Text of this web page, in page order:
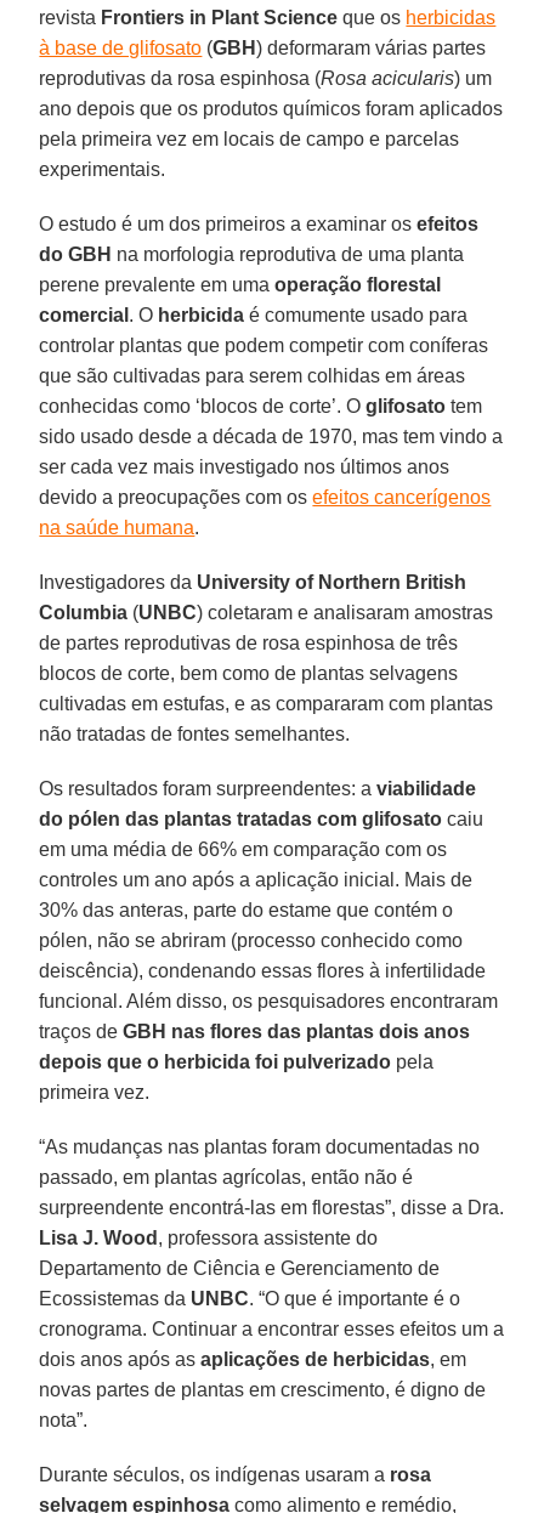
revista Frontiers in Plant Science que os herbicidas
à base de glifosato (GBH) deformaram várias partes
reprodutivas da rosa espinhosa (Rosa acicularis) um
ano depois que os produtos químicos foram aplicados
pela primeira vez em locais de campo e parcelas
experimentais.
O estudo é um dos primeiros a examinar osefeitos
do GBH na morfologia reprodutiva de uma planta
perene prevalente em umaoperação florestal
comercial . O herbicida é comumente usado para
controlar plantas que podem competir com coníferas
que são cultivadas para serem colhidas em áreas
conhecidas como ‘blocos de corte’. Oglifosato tem
sido usado desde a década de 1970, mas tem vindo a
ser cada vez mais investigado nos últimos anos
devido a preocupações com osefeitos cancerígenos
na saúde humana.
Investigadores da University of Northern British
Columbia (UNBC) coletaram e analisaram amostras
de partes reprodutivas de rosa espinhosa de três
blocos de corte, bem como de plantas selvagens
cultivadas em estufas, e as compararam com plantas
não tratadas de fontes semelhantes.
Os resultados foram surpreendentes: aviabilidade
do pólen das plantas tratadas com glifosato caiu
em uma média de 66% em comparação com os
controles um ano após a aplicação inicial. Mais de
30% das anteras, parte do estame que contém o
pólen, não se abriram (processo conhecido como
deiscência), condenando essas flores à infertilidade
funcional. Além disso, os pesquisadores encontraram
traços deGBH nas flores das plantas dois anos
depois que o herbicida foi pulverizado pela
primeira vez.
“As mudanças nas plantas foram documentadas no
passado, em plantas agrícolas, então não é
surpreendente encontrá-las em florestas”, disse a Dra.
Lisa J. Wood , professora assistente do
Departamento de Ciência e Gerenciamento de
Ecossistemas da UNBC. “O que é importante é o
cronograma. Continuar a encontrar esses efeitos um a
dois anos após asaplicações de herbicidas, em
novas partes de plantas em crescimento, é digno de
nota”.
Durante séculos, os indígenas usaram a rosa
selvagem espinhosa como alimento e remédio,